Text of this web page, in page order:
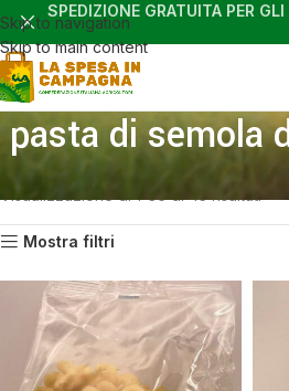
Skip to navigation
Skip to main content
SPEDIZIONE GRATUITA PER
pasta di semola
Home Shop
Prodotti taggati “pasta di
Visualizzazione di 1-36 di 45 risultati
Mostra filtri